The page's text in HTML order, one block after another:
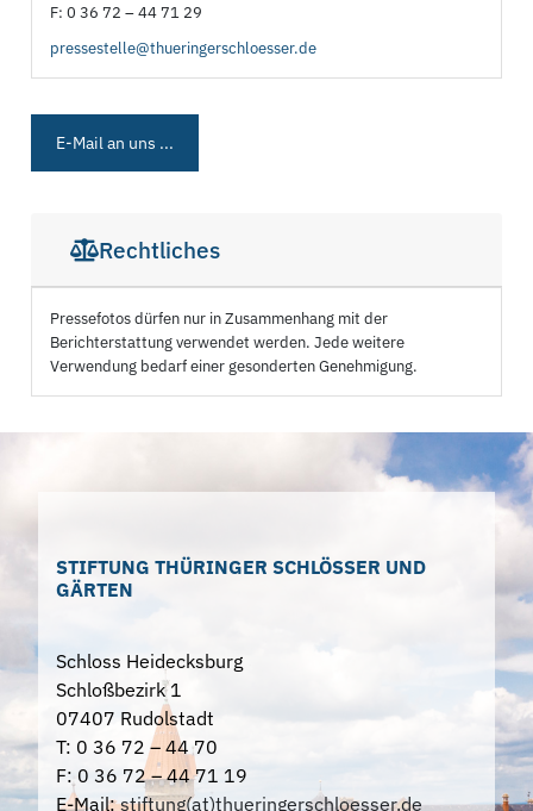
F: 0 36 72 – 44 71 29
pressestelle@thueringerschloesser.de
E-Mail an uns ...
Rechtliches
Pressefotos dürfen nur in Zusammenhang mit der
Berichterstattung verwendet werden. Jede weitere
Verwendung bedarf einer gesonderten Genehmigung.
STIFTUNG THÜRINGER SCHLÖSSER UND
GÄRTEN
Schloss Heidecksburg
Schloßbezirk 1
07407 Rudolstadt
T: 0 36 72 – 44 70
F: 0 36 72 – 44 71 19
E-Mail:stiftung(at)thueringerschloesser.de